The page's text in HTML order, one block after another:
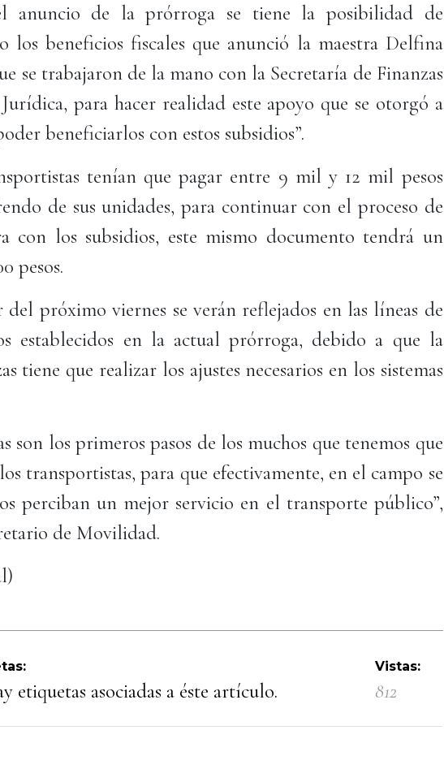
anuncio de la prórroga se tiene la posibilidad de
los beneficios fiscales que anunció la maestra Delfina
se trabajaron de la mano con la Secretaría de Finanzas
para hacer realidad este apoyo que se otorgó a
beneficiarlos con estos subsidios”.
tenían que pagar entre 9 mil y 12 mil pesos
de sus unidades, para continuar con el proceso de
con los subsidios, este mismo documento tendrá un
pesos.
próximo viernes se verán reflejados en las líneas de
establecidos en la actual prórroga, debido a que la
tiene que realizar los ajustes necesarios en los sistemas
son los primeros pasos de los muchos que tenemos que
transportistas, para que efectivamente, en el campo se
perciban un mejor servicio en el transporte público”,
de Movilidad.
etiquetas asociadas a éste artículo.
Vistas:
812